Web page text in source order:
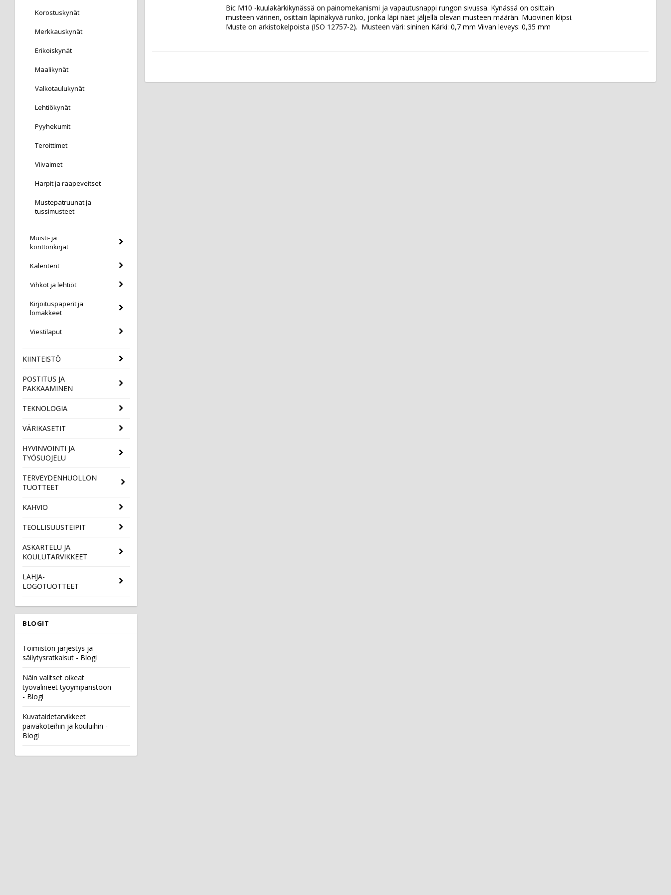
Korostuskynät
Merkkauskynät
Erikoiskynät
Maalikynät
Valkotaulukynät
Lehtiökynät
Pyyhekumit
Teroittimet
Viivaimet
Harpit ja raapeveitset
Mustepatruunat ja
tussimusteet
Muisti- ja
konttorikirjat
Kalenterit
Vihkot ja lehtiöt
Kirjoituspaperit ja
lomakkeet
Viestilaput
KIINTEISTÖ
POSTITUS JA
PAKKAAMINEN
TEKNOLOGIA
VÄRIKASETIT
HYVINVOINTI JA
TYÖSUOJELU
TERVEYDENHUOLLON
TUOTTEET
KAHVIO
TEOLLISUUSTEIPIT
ASKARTELU JA
KOULUTARVIKKEET
LAHJA-
LOGOTUOTTEET
BLOGIT
Toimiston järjestys ja
säilytysratkaisut - Blogi
Näin valitset oikeat
työvälineet työympäristöön
- Blogi
Kuvataidetarvikkeet
päiväkoteihin ja kouluihin -
Blogi
Bic M10 -kuulakärkikynässä on painomekanismi ja vapautusnappi rungon sivussa. Kynässä on osittain
musteen värinen, osittain läpinäkyvä runko, jonka läpi näet jäljellä olevan musteen määrän. Muovinen klipsi.
Muste on arkistokelpoista (ISO 12757-2).  Musteen väri: sininen Kärki: 0,7 mm Viivan leveys: 0,35 mm